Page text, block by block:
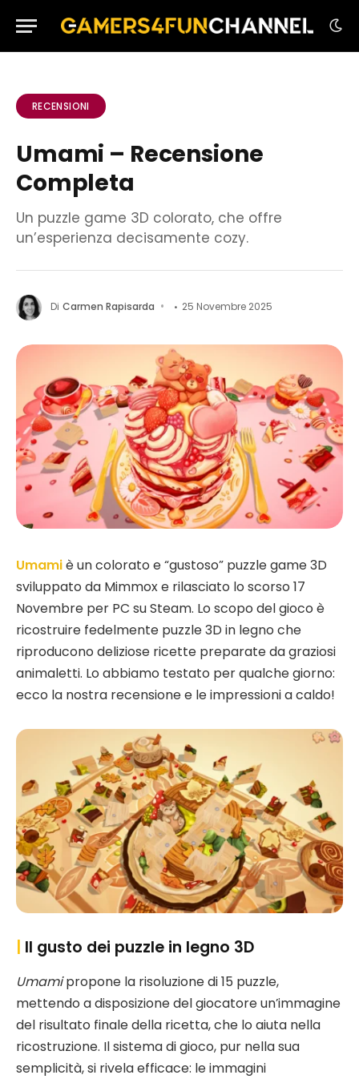
RECENSIONI
Umami – Recensione
Completa
Un puzzle game 3D colorato, che offre
un’esperienza decisamente cozy.
Di Carmen Rapisarda 25 Novembre 2025
Umamiè un colorato e “gustoso” puzzle game 3D
sviluppato da Mimmox e rilasciato lo scorso 17
Novembre per PC su Steam. Lo scopo del gioco è
ricostruire fedelmente puzzle 3D in legno che
riproducono deliziose ricette preparate da graziosi
animaletti. Lo abbiamo testato per qualche giorno:
ecco la nostra recensione e le impressioni a caldo!
Il gusto dei puzzle in legno 3D
Umamipropone la risoluzione di 15 puzzle,
mettendo a disposizione del giocatore un’immagine
del risultato finale della ricetta, che lo aiuta nella
ricostruzione. Il sistema di gioco, pur nella sua
semplicità, si rivela efficace: le immagini